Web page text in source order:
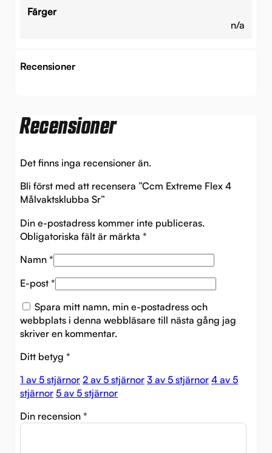
Färger
n/a
Recensioner
Recensioner
Det finns inga recensioner än.
Bli först med att recensera ”Ccm Extreme Flex 4
Målvaktsklubba Sr”
Din e-postadress kommer inte publiceras.
Obligatoriska fält är märkta *
Namn *
E-post *
Spara mitt namn, min e-postadress och
webbplats i denna webbläsare till nästa gång jag
skriver en kommentar.
Ditt betyg *
1 av 5 stjärnor 2 av 5 stjärnor 3 av 5 stjärnor 4 av 5
stjärnor 5 av 5 stjärnor
Din recension *